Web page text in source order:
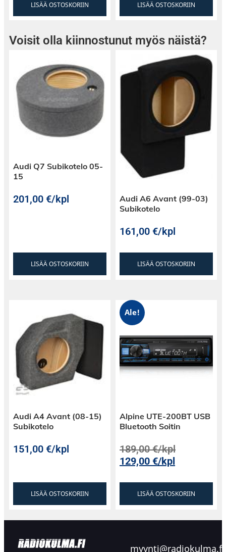
LISÄÄ OSTOSKORIIN LISÄÄ OSTOSKORIIN
Voisit olla kiinnostunut myös näistä?
Audi Q7 Subikotelo 05-
15
201,00€/kpl
LISÄÄ OSTOSKORIIN
Audi A6 Avant (99-03)
Subikotelo
161,00€/kpl
LISÄÄ OSTOSKORIIN
Audi A4 Avant (08-15)
Subikotelo
151,00€/kpl
LISÄÄ OSTOSKORIIN
Ale!
Alpine UTE-200BT USB
Bluetooth Soitin
189,00€/kpl
129,00€/kpl
LISÄÄ OSTOSKORIIN
myynti@radiokulma.fi